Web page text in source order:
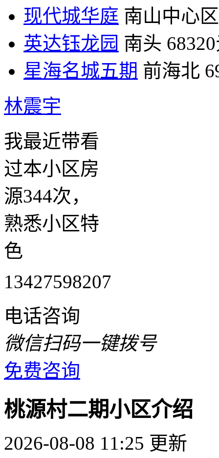
现代城华庭 南山中心区
英达钰龙园 南头
星海名城五期 前海北
林震宇
我最近带看
过本小区房
源344次，
熟悉小区特
色
13427598207
电话咨询
微信扫码一键拨号
免费咨询
桃源村二期小区介绍
2026-08-08 11:25 更新